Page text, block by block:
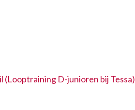
(Looptraining D-junioren bij Tessa)